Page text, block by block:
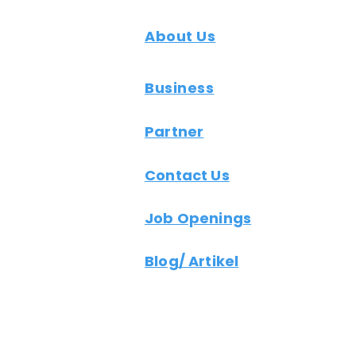
About Us
Business
Partner
Contact Us
Job Openings
Blog/ Artikel